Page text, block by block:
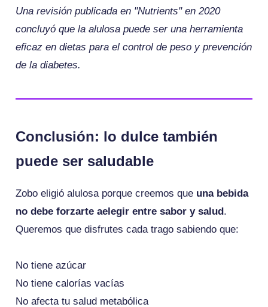
Una revisión publicada en "Nutrients" en 2020
concluyó que la alulosa puede ser una herramienta
eficaz en dietas para el control de peso y prevención
de la diabetes.
Conclusión: lo dulce también
puede ser saludable
Zobo eligió alulosa porque creemos que una bebida
no debe forzarte aelegir entre sabor y salud.
Queremos que disfrutes cada trago sabiendo que:
No tiene azúcar
No tiene calorías vacías
No afecta tu salud metabólica